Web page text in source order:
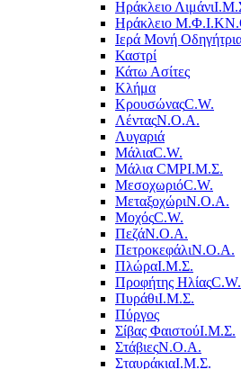
Ηράκλειο Λιμάνι
Ηράκλειο Μ.Φ.Ι.Κ
Ιερά Μονή
Καστρί
Κάτω Ασίτες
Κλήμα
ΚρουσώναςC.W.
ΛένταςΝ.Ο.Α.
Λυγαριά
ΜάλιαC.W.
Μάλια CMPΙ.Μ.Σ.
ΜεσοχωριόC.W.
ΜεταξοχώριΝ.Ο.Α.
ΜοχόςC.W.
ΠεζάΝ.Ο.Α.
ΠετροκεφάλιΝ.Ο.Α.
ΠλώραΙ.Μ.Σ.
Προφήτης ΗλίαςC.W.
ΠυράθιΙ.Μ.Σ.
Πύργος
Σίβας ΦαιστούΙ.Μ.Σ.
ΣτάβιεςΝ.Ο.Α.
ΣταυράκιαΙ.Μ.Σ.